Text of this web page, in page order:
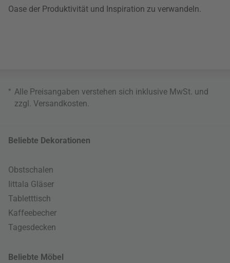
Oase der Produktivität und Inspiration zu verwandeln.
* Alle Preisangaben verstehen sich inklusive MwSt. und
zzgl. Versandkosten.
Beliebte Dekorationen
Obstschalen
Iittala Gläser
Tabletttisch
Kaffeebecher
Tagesdecken
Beliebte Möbel